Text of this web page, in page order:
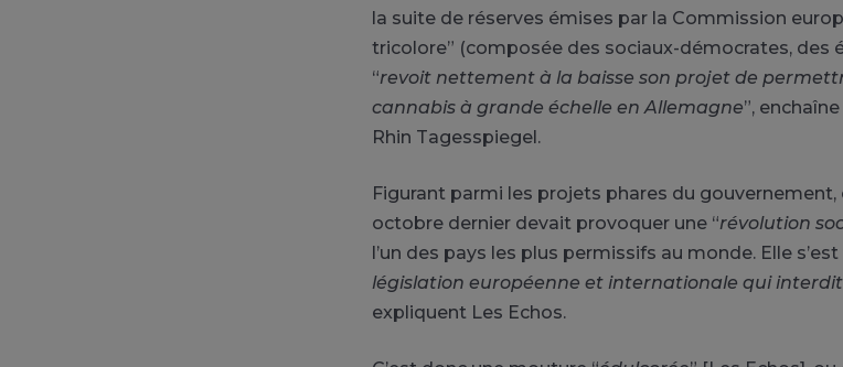
la suite de réserves émises par la Commission
tricolore” (composée des sociaux-démocrates, des
“revoit nettement à la baisse son projet de
cannabis à grande échelle en Allemagne”,
Rhin Tagesspiegel.
Figurant parmi les projets phares du
octobre dernier devait provoquer une “révolution
l’un des pays les plus permissifs au monde. Elle
législation européenne et internationale qui
expliquent Les Echos.